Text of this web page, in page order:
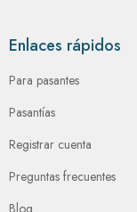
Enlaces rápidos
Para pasantes
Pasantías
Registrar cuenta
Preguntas frecuentes